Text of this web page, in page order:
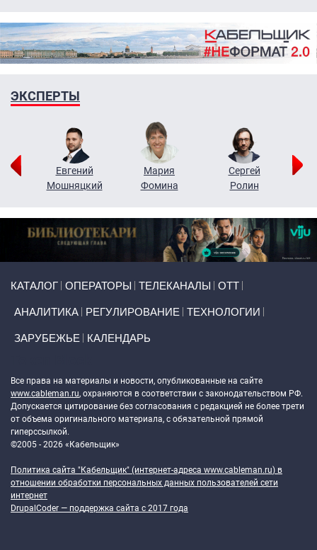
ЭКСПЕРТЫ
Евгений
Мошняцкий
Мария
Фомина
Сергей
Ролин
КАТАЛОГ ОПЕРАТОРЫ ТЕЛЕКАНАЛЫ ОТТ
АНАЛИТИКА РЕГУЛИРОВАНИЕ ТЕХНОЛОГИИ
ЗАРУБЕЖЬЕ КАЛЕНДАРЬ
Все права на материалы и новости, опубликованные на сайте
www.cableman.ru, охраняются в соответствии с законодательством РФ.
Допускается цитирование без согласования с редакцией не более трети
от объема оригинального материала, с обязательной прямой
гиперссылкой.
©2005 - 2026 «Кабельщик»
Политика сайта "Кабельщик" (интернет-адреса www.cableman.ru) в
отношении обработки персональных данных пользователей сети
интернет
DrupalCoder — поддержка сайта c 2017 года